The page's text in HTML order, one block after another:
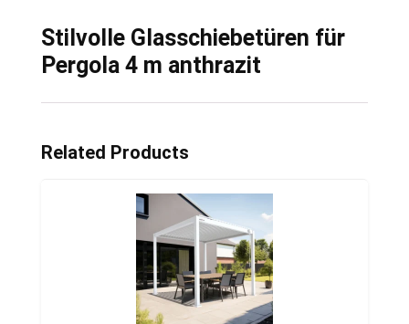
Stilvolle Glasschiebetüren für
Pergola 4 m anthrazit
Related Products